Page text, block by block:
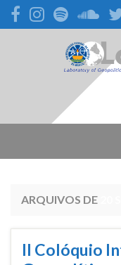
Search for:
ARQUIVOS DE
II Colóquio